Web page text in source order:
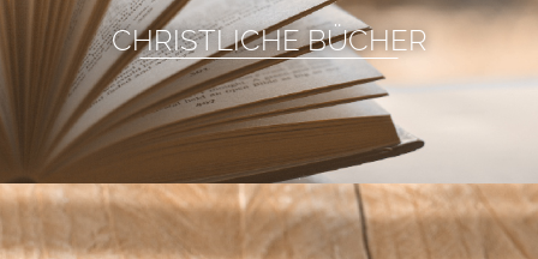
AKTUELLES
GESCHICHTE
KONTAKT
CHRISTLICHE BÜCHER